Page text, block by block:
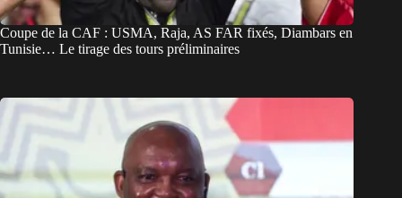
Coupe de la CAF : USMA, Raja, AS FAR fixés, Diambars en
Tunisie… Le tirage des tours préliminaires